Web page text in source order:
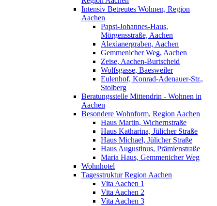
Intensiv Betreutes Wohnen, Region
Aachen
Papst-Johannes-Haus,
Mörgensstraße, Aachen
Alexianergraben, Aachen
Gemmenicher Weg, Aachen
Zeise, Aachen-Burtscheid
Wolfsgasse, Baesweiler
Eulenhof, Konrad-Adenauer-Str.,
Stolberg
Beratungsstelle Mittendrin - Wohnen in
Aachen
Besondere Wohnform, Region Aachen
Haus Martin, Wichernstraße
Haus Katharina, Jülicher Straße
Haus Michael, Jülicher Straße
Haus Augustinus, Prämienstraße
Maria Haus, Gemmenicher Weg
Wohnhotel
Tagesstruktur Region Aachen
Vita Aachen 1
Vita Aachen 2
Vita Aachen 3